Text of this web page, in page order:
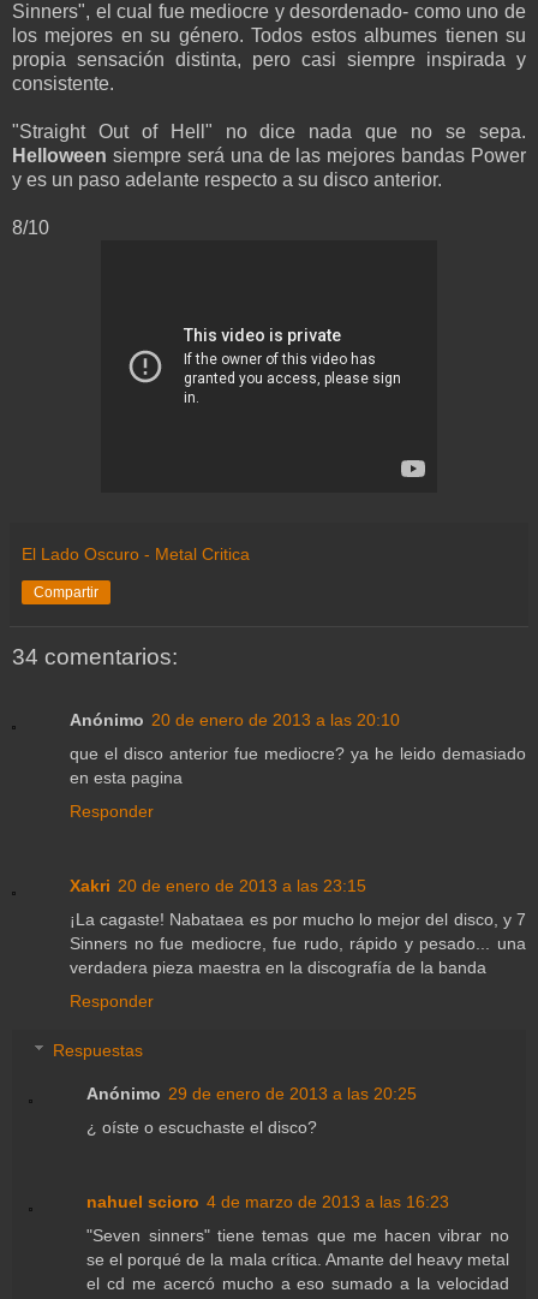
Sinners", el cual fue mediocre y desordenado- como uno de
los mejores en su género. Todos estos albumes tienen su
propia sensación distinta, pero casi siempre inspirada y
consistente.
"Straight Out of Hell" no dice nada que no se sepa.
Helloween siempre será una de las mejores bandas Power
y es un paso adelante respecto a su disco anterior.
8/10
El Lado Oscuro - Metal Critica
Compartir
34 comentarios:
Anónimo 20 de enero de 2013 a las 20:10
que el disco anterior fue mediocre? ya he leido demasiado
en esta pagina
Responder
Xakri 20 de enero de 2013 a las 23:15
¡La cagaste! Nabataea es por mucho lo mejor del disco, y 7
Sinners no fue mediocre, fue rudo, rápido y pesado... una
verdadera pieza maestra en la discografía de la banda
Responder
Respuestas
Anónimo 29 de enero de 2013 a las 20:25
¿ oíste o escuchaste el disco?
nahuel scioro 4 de marzo de 2013 a las 16:23
"Seven sinners" tiene temas que me hacen vibrar no
se el porqué de la mala crítica. Amante del heavy metal
el cd me acercó mucho a eso sumado a la velocidad